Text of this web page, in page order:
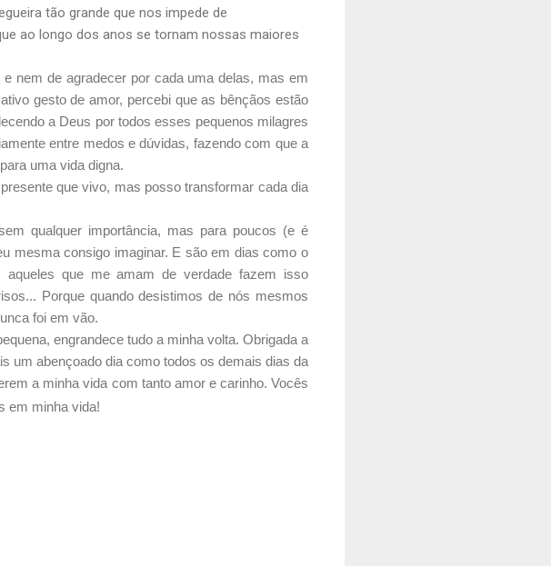
tão grande que nos impede de
ao longo dos anos se tornam nossas maiores
nem de agradecer por cada uma delas, mas em
gesto de amor, percebi que as bênçãos estão
a Deus por todos esses pequenos milagres
entre medos e dúvidas, fazendo com que a
uma vida digna.
que vivo, mas posso transformar cada dia
qualquer importância, mas para poucos (e é
mesma consigo imaginar. E são em dias como o
que me amam de verdade fazem isso
Porque quando desistimos de nós mesmos
foi em vão.
engrandece tudo a minha volta. Obrigada a
um abençoado dia como todos os demais dias da
a minha vida com tanto amor e carinho. Vocês
em minha vida!